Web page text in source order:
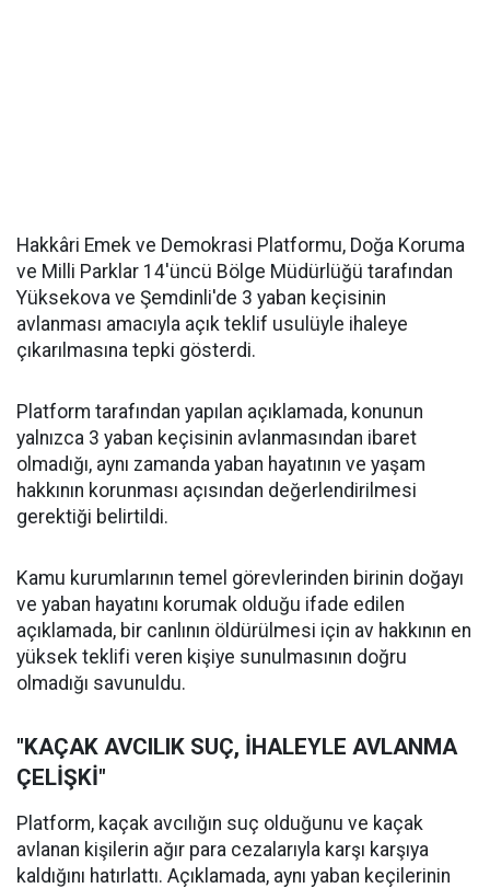
Hakkâri Emek ve Demokrasi Platformu, Doğa Koruma
ve Milli Parklar 14'üncü Bölge Müdürlüğü tarafından
Yüksekova ve Şemdinli'de 3 yaban keçisinin
avlanması amacıyla açık teklif usulüyle ihaleye
çıkarılmasına tepki gösterdi.
Platform tarafından yapılan açıklamada, konunun
yalnızca 3 yaban keçisinin avlanmasından ibaret
olmadığı, aynı zamanda yaban hayatının ve yaşam
hakkının korunması açısından değerlendirilmesi
gerektiği belirtildi.
Kamu kurumlarının temel görevlerinden birinin doğayı
ve yaban hayatını korumak olduğu ifade edilen
açıklamada, bir canlının öldürülmesi için av hakkının en
yüksek teklifi veren kişiye sunulmasının doğru
olmadığı savunuldu.
"KAÇAK AVCILIK SUÇ, İHALEYLE AVLANMA
ÇELİŞKİ"
Platform, kaçak avcılığın suç olduğunu ve kaçak
avlanan kişilerin ağır para cezalarıyla karşı karşıya
kaldığını hatırlattı. Açıklamada, aynı yaban keçilerinin